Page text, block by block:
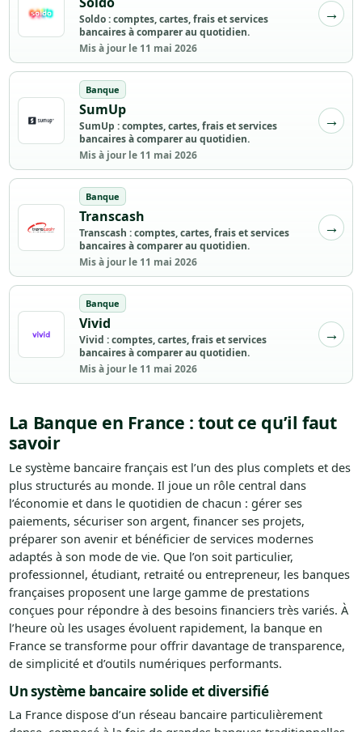
Soldo : comptes, cartes, frais et services
bancaires à comparer au quotidien.
Mis à jour le 11 mai 2026
Banque
SumUp
SumUp : comptes, cartes, frais et services
bancaires à comparer au quotidien.
Mis à jour le 11 mai 2026
Banque
Transcash
Transcash : comptes, cartes, frais et services
bancaires à comparer au quotidien.
Mis à jour le 11 mai 2026
Banque
Vivid
Vivid : comptes, cartes, frais et services
bancaires à comparer au quotidien.
Mis à jour le 11 mai 2026
La Banque en France : tout ce qu’il faut
savoir
Le système bancaire français est l’un des plus complets et des
plus structurés au monde. Il joue un rôle central dans
l’économie et dans le quotidien de chacun : gérer ses
paiements, sécuriser son argent, financer ses projets,
préparer son avenir et bénéficier de services modernes
adaptés à son mode de vie. Que l’on soit particulier,
professionnel, étudiant, retraité ou entrepreneur, les banques
françaises proposent une large gamme de prestations
conçues pour répondre à des besoins financiers très variés. À
l’heure où les usages évoluent rapidement, la banque en
France se transforme pour offrir davantage de transparence,
de simplicité et d’outils numériques performants.
Un système bancaire solide et diversifié
La France dispose d’un réseau bancaire particulièrement